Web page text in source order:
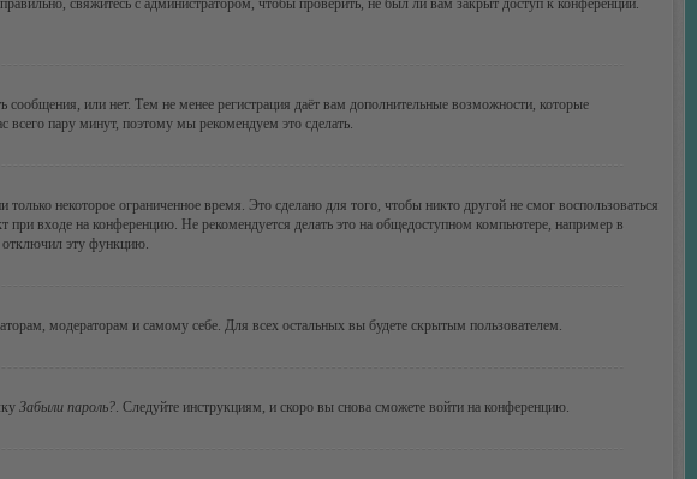
свяжитесь с администратором, чтобы проверить, не был ли вам закрыт доступ к конференции.
или нет. Тем не менее регистрация даёт вам дополнительные возможности, которые
всего пару минут, поэтому мы рекомендуем это сделать.
некоторое ограниченное время. Это сделано для того, чтобы никто другой не смог воспользоваться
входе на конференцию. Не рекомендуется делать это на общедоступном компьютере, например в
отключил эту функцию.
модераторам и самому себе. Для всех остальных вы будете скрытым пользователем.
Забыли пароль?. Следуйте инструкциям, и скоро вы снова сможете войти на конференцию.